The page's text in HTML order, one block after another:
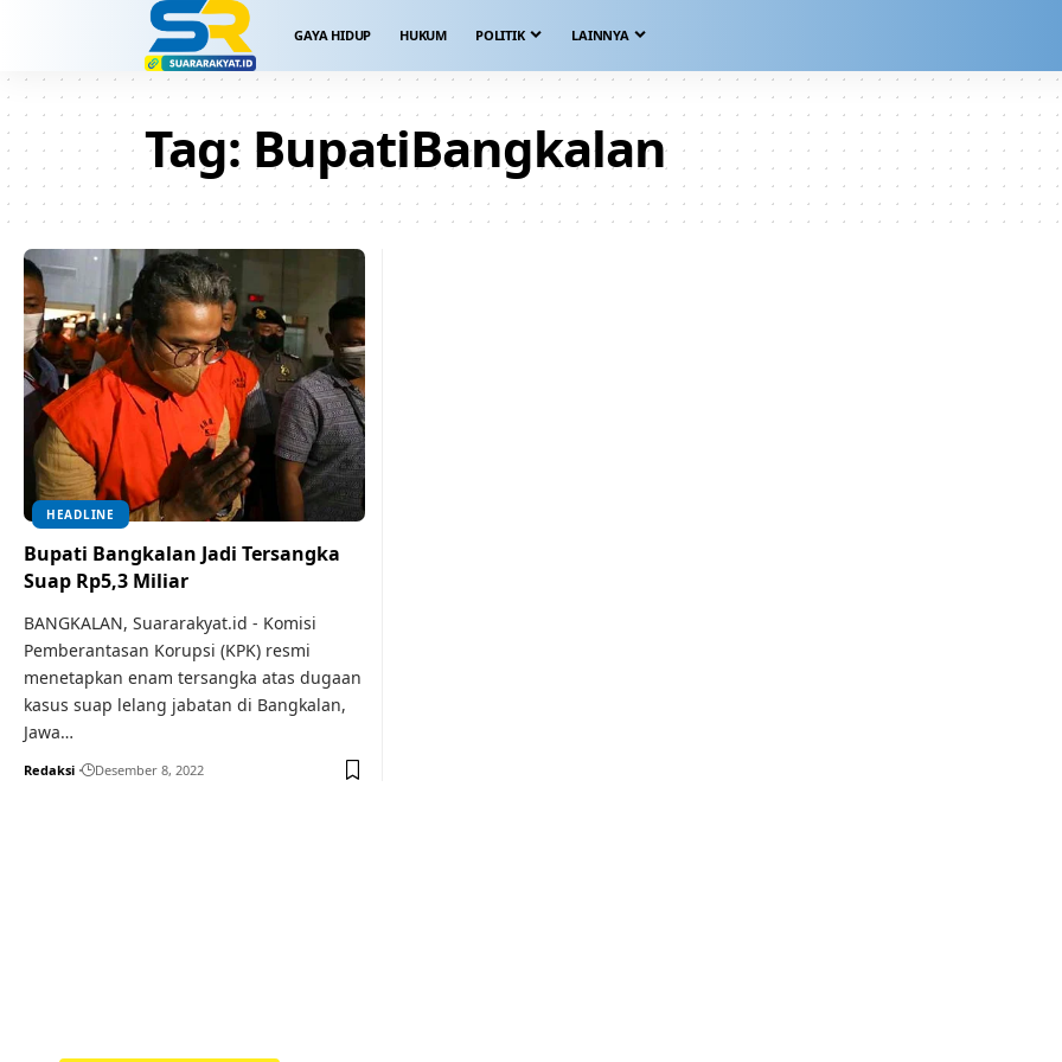
GAYA HIDUP HUKUM POLITIK LAINNYA
Tag: BupatiBangkalan
HEADLINE
Bupati Bangkalan Jadi Tersangka
Suap Rp5,3 Miliar
BANGKALAN, Suararakyat.id - Komisi
Pemberantasan Korupsi (KPK) resmi
menetapkan enam tersangka atas dugaan
kasus suap lelang jabatan di Bangkalan,
Jawa…
Redaksi Desember 8, 2022